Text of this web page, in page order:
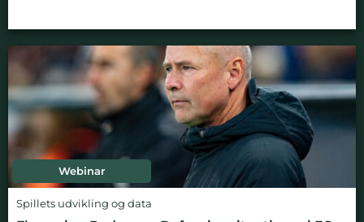
Webinar
Spillets udvikling og data